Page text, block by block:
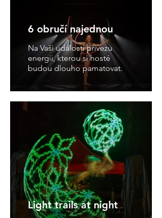
6 obručí najednou
Na Vaši události přivezu
energii, kterou si hosté
budou dlouho pamatovat.
Light trails at night